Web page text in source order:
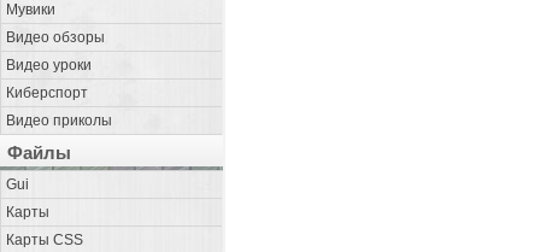
Мувики
Видео обзоры
Видео уроки
Киберспорт
Видео приколы
Файлы
Gui
Карты
Карты CSS